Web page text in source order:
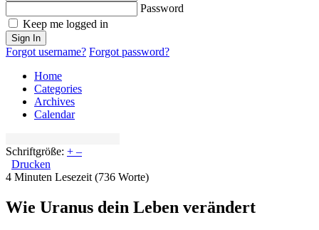
Password
Keep me logged in
Sign In
Forgot username? Forgot password?
Home
Categories
Archives
Calendar
Schriftgröße: + –
Drucken
4 Minuten Lesezeit (736 Worte)
Wie Uranus dein Leben verändert